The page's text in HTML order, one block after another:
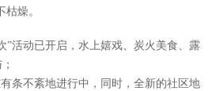
燥。
”活动已开启，水上嬉戏、炭火美食、露
条不紊地进行中，同时，全新的社区地